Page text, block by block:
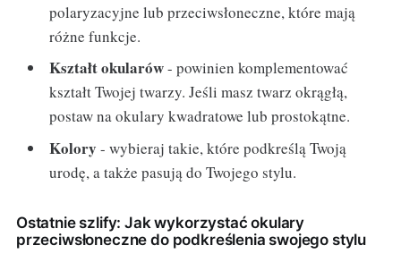
polaryzacyjne lub przeciwsłoneczne, które mają
różne funkcje.
Kształt okularów- powinien komplementować
kształt Twojej twarzy. Jeśli masz twarz okrągłą,
postaw na okulary kwadratowe lub prostokątne.
Kolory - wybieraj takie, które podkreślą Twoją
urodę, a także pasują do Twojego stylu.
Ostatnie szlify: Jak wykorzystać okulary
przeciwsłoneczne do podkreślenia swojego stylu